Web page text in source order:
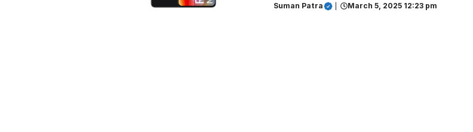
Suman Patra March 5, 2025 12:23 pm